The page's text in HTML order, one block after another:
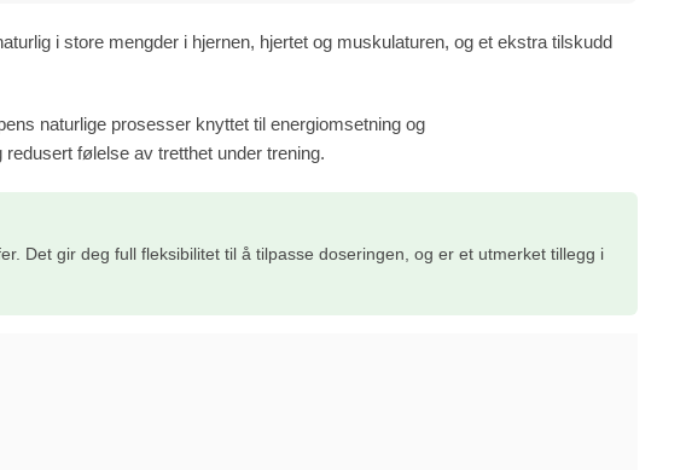
i store mengder i hjernen, hjertet og muskulaturen, og et ekstra tilskudd
naturlige prosesser knyttet til energiomsetning og
følelse av tretthet under trening.
Det gir deg full fleksibilitet til å tilpasse doseringen, og er et utmerket tillegg i